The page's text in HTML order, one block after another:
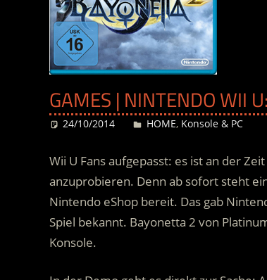
GAMES | NINTENDO WII
24/10/2014 Desiree
HOME, Konsole & PC
Wii U Fans aufgepasst: es ist an der
anzuprobieren. Denn ab sofort steht
Nintendo eShop bereit. Das gab
Spiel bekannt. Bayonetta 2 von
Konsole.